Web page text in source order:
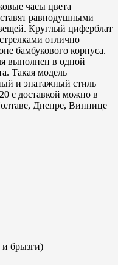
часы цвета
равнодушными
Круглый циферблат
отлично
бамбукового корпуса.
выполнен в одной
Такая модель
и эпатажный стиль
с доставкой можно в
Днепре, Виннице
брызги)